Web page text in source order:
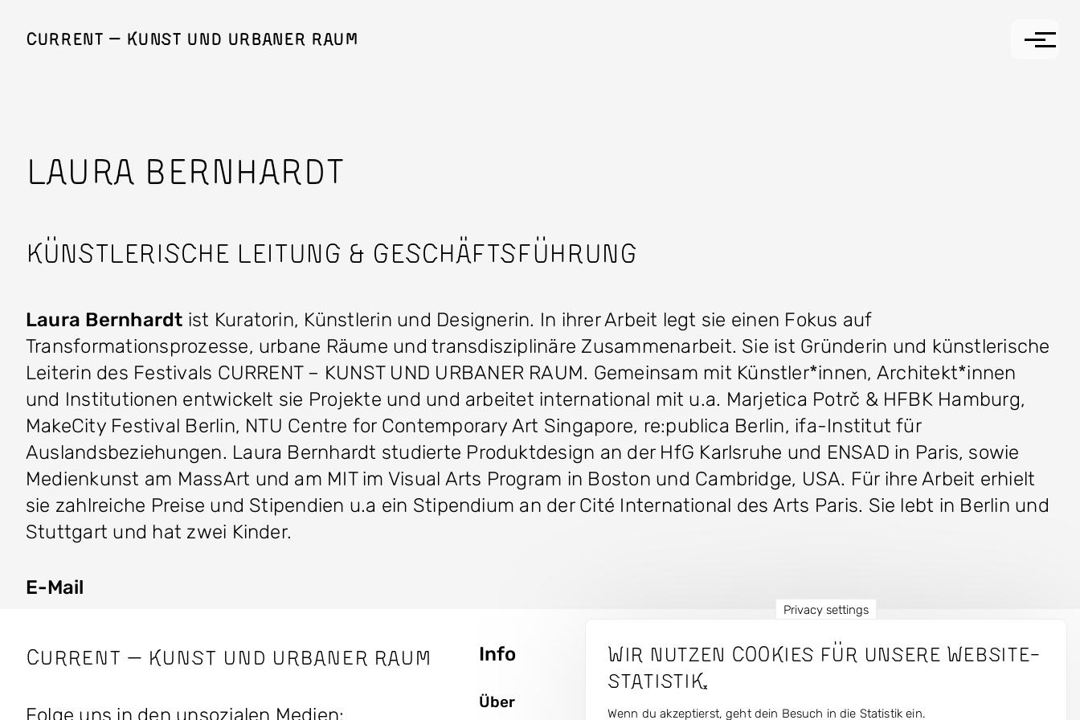
Current — Kunst und Urbaner Raum
LAURA BERNHARDT
Künstlerische Leitung & Geschäftsführung
Laura Bernhardt ist Kuratorin, Künstlerin und Designerin. In ihrer Arbeit legt sie einen Fokus auf
Transformationsprozesse, urbane Räume und transdisziplinäre Zusammenarbeit. Sie ist Gründerin und künstlerische
Leiterin des Festivals CURRENT – KUNST UND URBANER RAUM. Gemeinsam mit Künstler*innen, Architekt*innen
und Institutionen entwickelt sie Projekte und und arbeitet international mit u.a. Marjetica Potrč & HFBK Hamburg,
MakeCity Festival Berlin, NTU Centre for Contemporary Art Singapore, re:publica Berlin, ifa-Institut für
Auslandsbeziehungen. Laura Bernhardt studierte Produktdesign an der HfG Karlsruhe und ENSAD in Paris, sowie
Medienkunst am MassArt und am MIT im Visual Arts Program in Boston und Cambridge, USA. Für ihre Arbeit erhielt
sie zahlreiche Preise und Stipendien u.a ein Stipendium an der Cité International des Arts Paris. Sie lebt in Berlin und
Stuttgart und hat zwei Kinder.
E-Mail
CURRENT — Kunst und Urbaner Raum
Folge uns in den unsozialen Medien:
Info
Über
Themen Ressourcen
Privacy settings
Wir nutzen Cookies für unsere Website-
Statistik.
Wenn du akzeptierst, geht dein Besuch in die Statistik ein.